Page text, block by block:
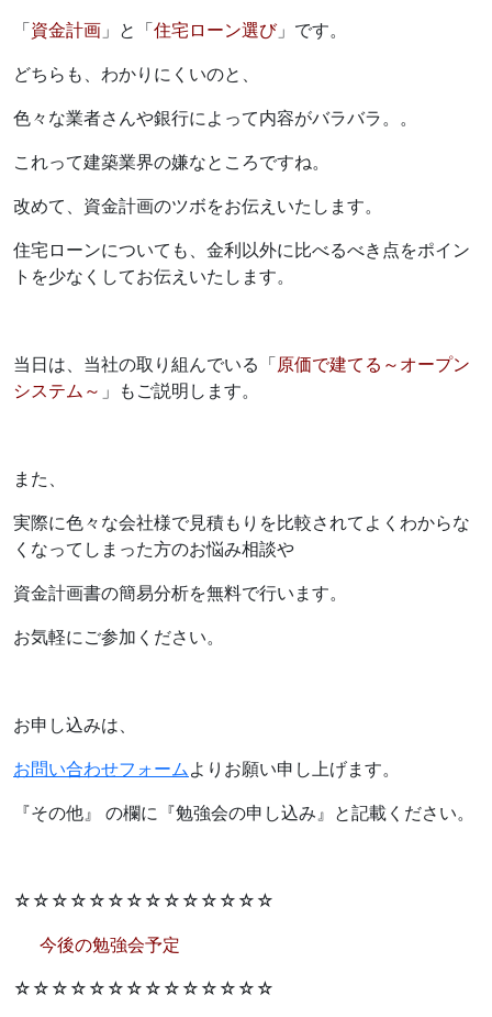
「資金計画」と「住宅ローン選び」です。
どちらも、わかりにくいのと、
色々な業者さんや銀行によって内容がバラバラ。。
これって建築業界の嫌なところですね。
改めて、資金計画のツボをお伝えいたします。
住宅ローンについても、金利以外に比べるべき点をポイン
トを少なくしてお伝えいたします。
当日は、当社の取り組んでいる「原価で建てる～オープン
システム～ 」もご説明します。
また、
実際に色々な会社様で見積もりを比較されてよくわからな
くなってしまった方のお悩み相談や
資金計画書の簡易分析を無料で行います。
お気軽にご参加ください。
お申し込みは、
お問い合わせフォームよりお願い申し上げます。
『その他』 の欄に『勉強会の申し込み』と記載ください。
☆☆☆☆☆☆☆☆☆☆☆☆☆☆
今後の勉強会予定
☆☆☆☆☆☆☆☆☆☆☆☆☆☆